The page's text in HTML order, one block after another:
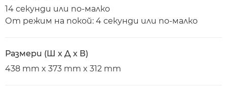
14 секунди или по-малко
От режим на покой: 4 секунди или по-малко
Размери (Ш x Д x В)
438 mm x 373 mm x 312 mm